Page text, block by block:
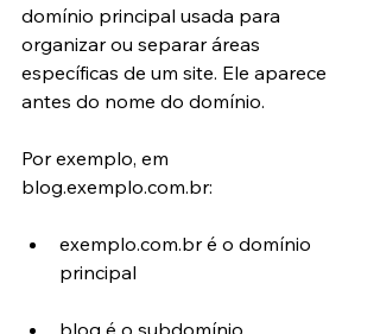
domínio principal usada para
organizar ou separar áreas
específicas de um site. Ele aparece
antes do nome do domínio.
Por exemplo, em
blog.exemplo.com.br:
exemplo.com.br é o domínio
principal
blog é o subdomínio